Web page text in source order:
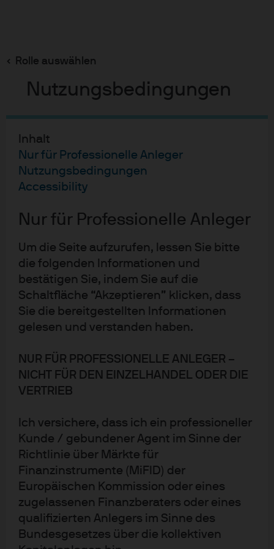
Rolle auswählen
Nutzungsbedingungen
Inhalt
Nur für Professionelle Anleger
Nutzungsbedingungen
Accessibility
Nur für Professionelle Anleger
Um die Seite aufzurufen, lessen Sie bitte
die folgenden Informationen und
bestätigen Sie, indem Sie auf die
Schaltfläche “Akzeptieren” klicken, dass
Sie die bereitgestellten Informationen
gelesen und verstanden haben.
NUR FÜR PROFESSIONELLE ANLEGER –
NICHT FÜR DEN EINZELHANDEL ODER DIE
VERTRIEB
Ich versichere, dass ich ein professioneller
Kunde / gebundener Agent im Sinne der
Richtlinie über Märkte für
Finanzinstrumente (MiFID) der
Europäischen Kommission oder eines
zugelassenen Finanzberaters oder eines
qualifizierten Anlegers im Sinne des
Bundesgesetzes über die kollektiven
content
J.P. Morgan Asset Management zum
mit „dreifacher Dividende“
J.P. Morgan Asset
Management zum
Weltumwelttag:
Investitionen in
Klimaanpassung mit
„dreifacher Dividende“
Hoher Finanzierungsbedarf schafft
Investmentpotenzial / Überzeugendes Kosten-
Nutzen-Verhältnis der Anpassungsmaßnahmen
02-06-2023
Frankfurt, 2. Juni 2023 – Alljährlich wird am 5. Juni der
Weltumwelttag gefeiert: 1972 von den Vereinten Nationen
initiiert, soll an diesem Tag in besonderer Weise auf einen
nachhaltigen Umgang mit der Umwelt aufmerksam
gemacht werden. Die Folgen des Klimawandels sind in
den letzten Jahren weltweit immer stärker zutage
getreten, nur wenige Regionen sind davon unberührt
geblieben. Um den Auswirkungen der erhöhten